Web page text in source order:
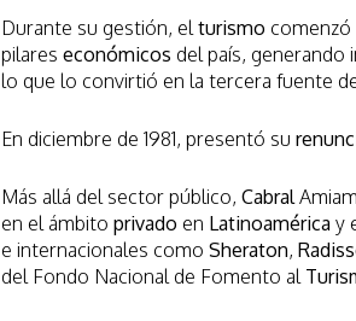
Durante su gestión, elturismo
pilares económicos del país, generando
lo que lo convirtió en la tercera fuente
En diciembre de 1981, presentó su
Más allá del sector público, Cabral
en el ámbito privado en Latinoamérica y
e internacionales como Sheraton,
del Fondo Nacional de Fomento al